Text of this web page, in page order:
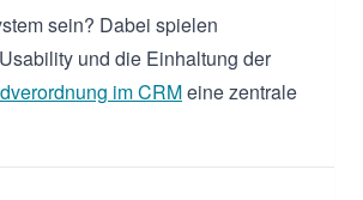
sein? Dabei spielen
und die Einhaltung der
im CRMeine zentrale